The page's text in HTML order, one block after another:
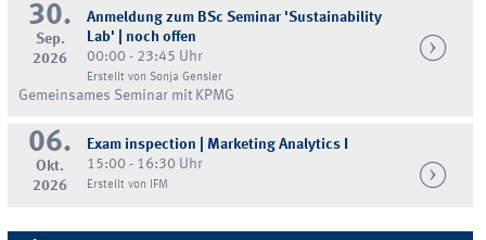
30.
Sep.
2026
Anmeldung zum BSc Seminar 'Sustainability
Lab' | noch offen
00:00 - 23:45 Uhr
Erstellt von Sonja Gensler
Gemeinsames Seminar mit KPMG
06.
Okt.
2026
Exam inspection | Marketing Analytics I
15:00 - 16:30 Uhr
Erstellt von IFM